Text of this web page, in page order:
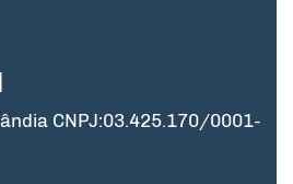
CNPJ:03.425.170/0001-